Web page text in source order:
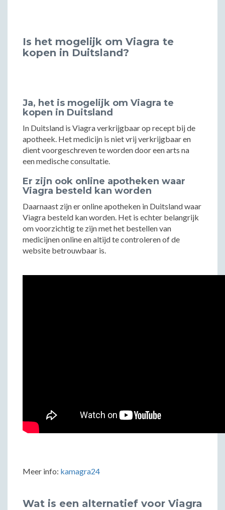
Is het mogelijk om Viagra te
kopen in Duitsland?
Ja, het is mogelijk om Viagra te
kopen in Duitsland
In Duitsland is Viagra verkrijgbaar op recept bij de
apotheek. Het medicijn is niet vrij verkrijgbaar en
dient voorgeschreven te worden door een arts na
een medische consultatie.
Er zijn ook online apotheken waar
Viagra besteld kan worden
Daarnaast zijn er online apotheken in Duitsland waar
Viagra besteld kan worden. Het is echter belangrijk
om voorzichtig te zijn met het bestellen van
medicijnen online en altijd te controleren of de
website betrouwbaar is.
Meer info: kamagra24
Wat is een alternatief voor Viagra